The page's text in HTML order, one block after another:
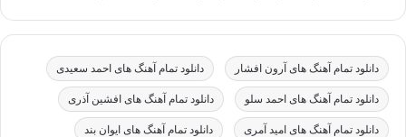
دانلود تمام آهنگ های آرون افشار دانلود تمام آهنگ های احمد سعیدی
دانلود تمام آهنگ های احمد سلو دانلود تمام آهنگ های افشین آذری
دانلود تمام آهنگ های امید آمری دانلود تمام آهنگ های ایوان بند